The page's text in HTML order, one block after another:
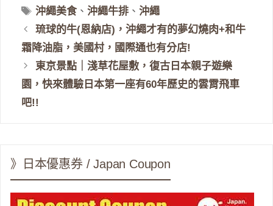
類
標
籤
沖繩美食、沖繩牛排 、沖繩
琉球的牛(恩納店)，沖繩才有的夢幻燒肉+和牛
霜降油脂，美國村，國際通也有分店!
東京景點｜淺草花屋敷，復古日本親子遊樂
園，快來體驗日本第一座有60年歷史的雲霄飛車
吧!!
》日本優惠券 / Japan Coupon